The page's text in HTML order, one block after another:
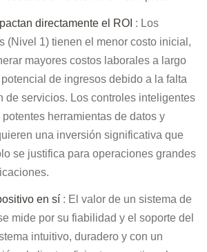
directamente el ROI : Los
(Nivel 1) tienen el menor costo inicial,
mayores costos laborales a largo
de ingresos debido a la falta
de servicios. Los controles inteligentes
herramientas de datos y
una inversión significativa que
se justifica para operaciones grandes
en sí : El valor de un sistema de
mide por su fiabilidad y el soporte del
intuitivo, duradero y con un